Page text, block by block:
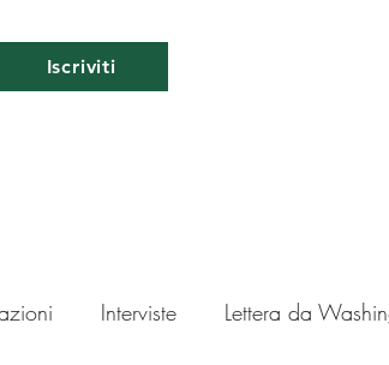
Iscriviti
Interviste Lettera da